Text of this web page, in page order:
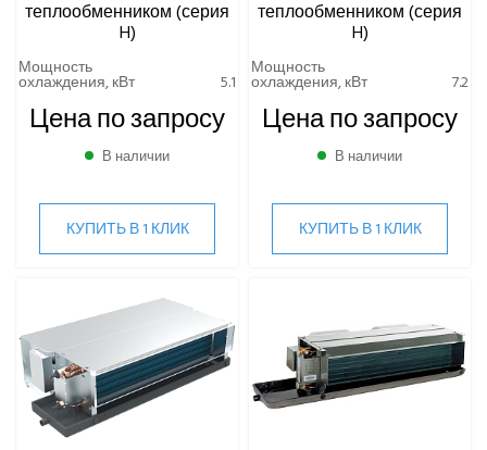
теплообменником (серия
H)
Мощность
охлаждения, кВт 5.1
Цена по запросу
В наличии
КУПИТЬ В 1 КЛИК
теплообменником (серия
H)
Мощность
охлаждения, кВт 7.2
Цена по запросу
В наличии
КУПИТЬ В 1 КЛИК